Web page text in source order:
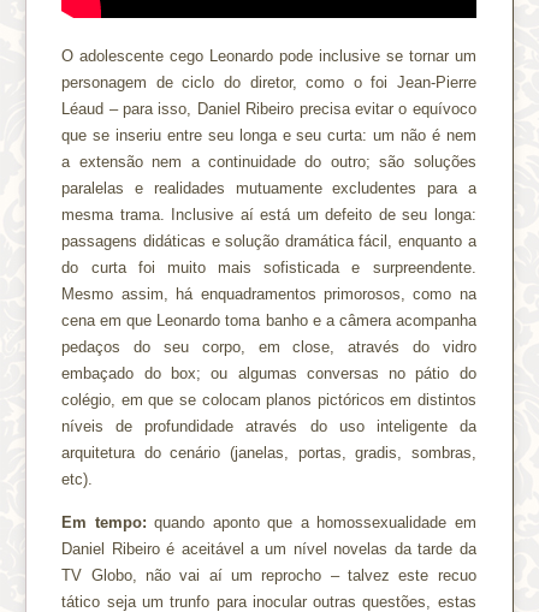
O adolescente cego Leonardo pode inclusive se tornar um
personagem de ciclo do diretor, como o foi Jean-Pierre
Léaud – para isso, Daniel Ribeiro precisa evitar o equívoco
que se inseriu entre seu longa e seu curta: um não é nem
a extensão nem a continuidade do outro; são soluções
paralelas e realidades mutuamente excludentes para a
mesma trama. Inclusive aí está um defeito de seu longa:
passagens didáticas e solução dramática fácil, enquanto a
do curta foi muito mais sofisticada e surpreendente.
Mesmo assim, há enquadramentos primorosos, como na
cena em que Leonardo toma banho e a câmera acompanha
pedaços do seu corpo, em close, através do vidro
embaçado do box; ou algumas conversas no pátio do
colégio, em que se colocam planos pictóricos em distintos
níveis de profundidade através do uso inteligente da
arquitetura do cenário (janelas, portas, gradis, sombras,
etc).
Em tempo: quando aponto que a homossexualidade em
Daniel Ribeiro é aceitável a um nível novelas da tarde da
TV Globo, não vai aí um reprocho – talvez este recuo
tático seja um trunfo para inocular outras questões, estas